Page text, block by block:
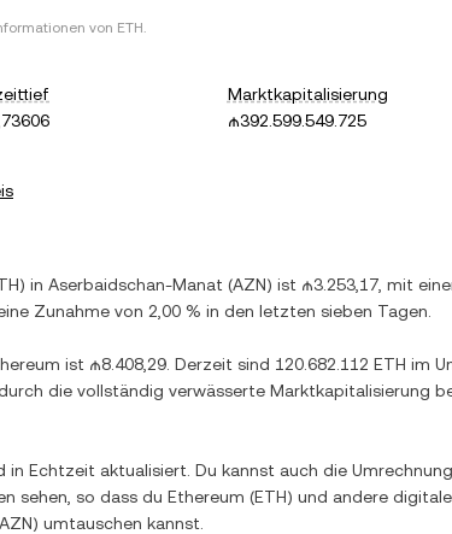
von ETH.
Marktkapitalisierung
₼392.599.549.725
) in Aserbaidschan-Manat (AZN) ist ₼3.253,17 , mit
Zunahme von 2,00 % in den letzten sieben Tagen.
ist ₼8.408,29 . Derzeit sind 120.682.112 ETH im
die vollständig verwässerte Marktkapitalisierung
in Echtzeit aktualisiert. Du kannst auch die
sehen, so dass du Ethereum (ETH) und andere
AZN) umtauschen kannst.